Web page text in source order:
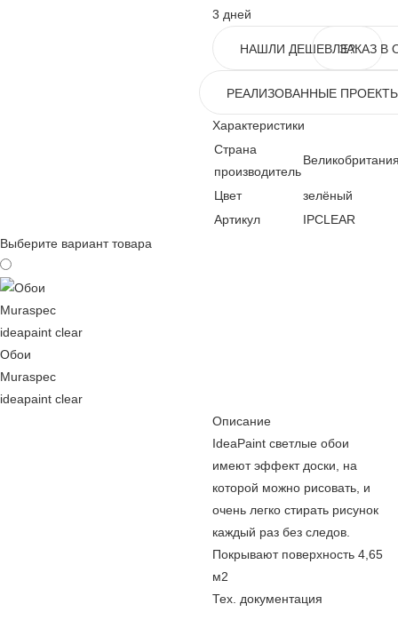
3 дней
НАШЛИ ДЕШЕВЛЕ?ЗАКАЗ В
РЕАЛИЗОВАННЫЕ
Характеристики
Страна
производитель
Цвет
зелёный
Артикул
IPCLEAR
Выберите вариант товара
Обои
Muraspec
ideapaint clear
Описание
IdeaPaint светлые обои
имеют эффект доски, на
которой можно рисовать, и
очень легко стирать рисунок
каждый раз без следов.
Покрывают поверхность 4,65
м2
Тех. документация